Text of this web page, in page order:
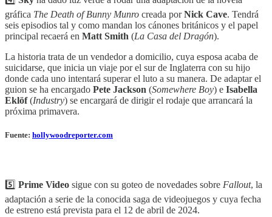
gráfica The Death of Bunny Munro creada porNick Cave. Tendrá
seis episodios tal y como mandan los cánones británicos y el papel
principal recaerá en Matt Smith (La Casa del Dragón).
La historia trata de un vendedor a domicilio, cuya esposa acaba de
suicidarse, que inicia un viaje por el sur de Inglaterra con su hijo
donde cada uno intentará superar el luto a su manera. De adaptar el
guion se ha encargado Pete Jackson (Somewhere Boy) e Isabella
Eklöf(Industry) se encargará de dirigir el rodaje que arrancará la
próxima primavera.
Fuente: hollywoodreporter.com
5️⃣ Prime Video sigue con su goteo de novedades sobre Fallout, la
adaptación a serie de la conocida saga de videojuegos y cuya fecha
de estreno está prevista para el 12 de abril de 2024.